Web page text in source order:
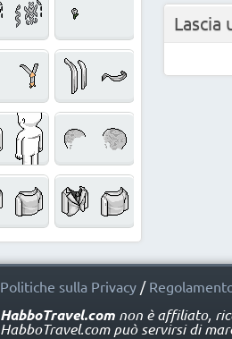
Lascia
Politiche sulla Privacy/
HabboTravel.comnon è affiliato,
HabboTravel.com può servirsi di